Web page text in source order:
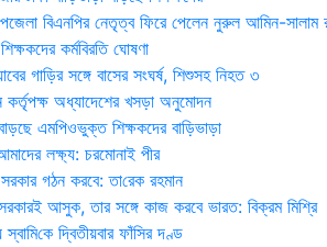
বিএনপির নেতৃত্ব ফিরে পেলেন নুরুল আমিন-সালাম
কর্মবিরতি ঘোষণা
গাড়ির সঙ্গে বাসের সংঘর্ষ, শিশুসহ নিহত ৩
কর্তৃপক্ষ অধ্যাদেশের খসড়া অনুমোদন
এমপিওভুক্ত শিক্ষকদের বাড়িভাড়া
লক্ষ্য: চরমোনাই পীর
গঠন করবে: তা‌রেক রহমান
আসুক, তার সঙ্গে কাজ করবে ভারত: বিক্রম মিশ্রি
দ্বিতীয়বার ফাঁসির দণ্ড